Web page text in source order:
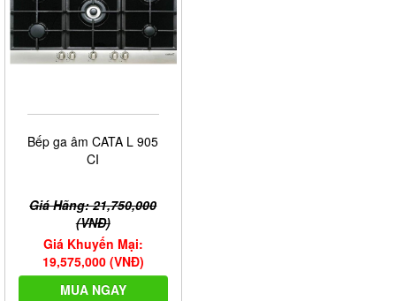
Bếp ga âm CATA L 905
CI
Giá Hãng: 21,750,000
(VNĐ)
Giá Khuyến Mại:
19,575,000 (VNĐ)
MUA NGAY